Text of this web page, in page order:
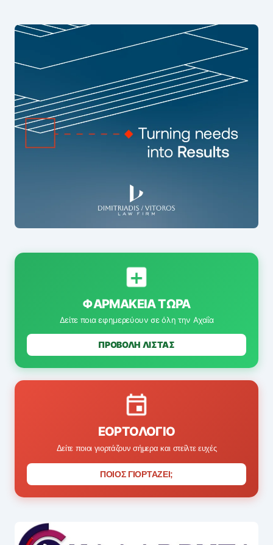
ΦΑΡΜΑΚΕΊΑ ΤΏΡΑ
Δείτε ποια εφημερεύουν σε όλη την Αχαΐα
ΠΡΟΒΟΛΗ ΛΙΣΤΑΣ
ΕΟΡΤΟΛΌΓΙΟ
Δείτε ποιοι γιορτάζουν σήμερα και στείλτε ευχές
ΠΟΙΟΣ ΓΙΟΡΤΑΖΕΙ;